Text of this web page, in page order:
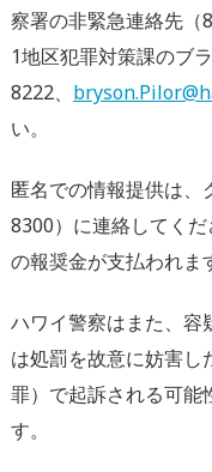
察署の非緊急連絡先（
1地区犯罪対策課のブ
8222、 bryson.Pilor@
い。
匿名での情報提供は
8300）に連絡してく
の報奨金が支払われま
ハワイ警察はまた、容
は処罰を故意に妨害し
罪） で起訴される可能
す。